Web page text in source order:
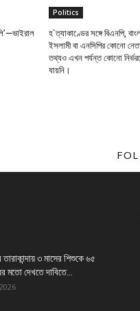
Politics
হ`ত্যাকাণ্ডের সঙ্গে বিএনপি,
ইসলামী বা এনসিপির কোনো
তথ্যও এখন পর্যন্ত কোনো
যায়নি।
তারাকান্দায় ৩ মাসের শিশুকে ৬৫
মতো দেখতে দাবিতে...